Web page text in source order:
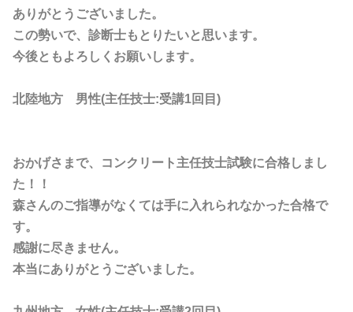
ありがとうございました。
この勢いで、診断士もとりたいと思います。
今後ともよろしくお願いします。
北陸地方 男性(主任技士:受講1回目)
おかげさまで、コンクリート主任技士試験に合格しまし
た！！
森さんのご指導がなくては手に入れられなかった合格で
す。
感謝に尽きません。
本当にありがとうございました。